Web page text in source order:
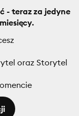
- teraz za jedyne
oraz Storytel